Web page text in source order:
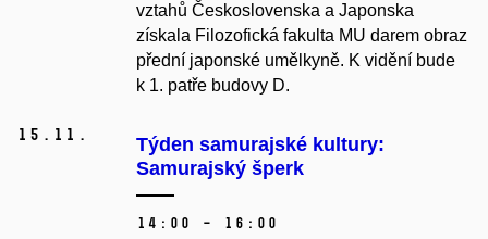
vztahů Československa a Japonska
získala Filozofická fakulta MU darem obraz
přední japonské umělkyně. K vidění bude
k 1. patře budovy D.
15. 11.
Týden samurajské kultury:
Samurajský šperk
14:00 – 16:00